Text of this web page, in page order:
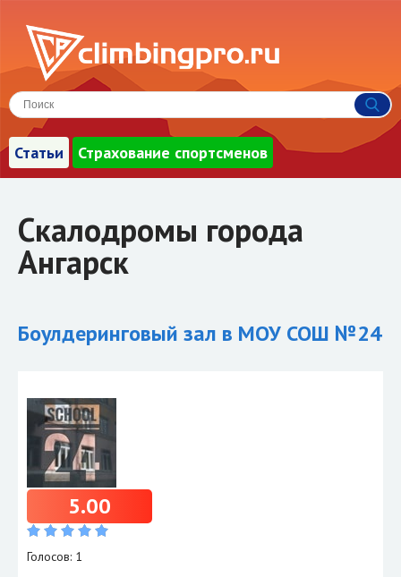
Статьи Страхование спортсменов
Скалодромы города
Ангарск
Боулдеринговый зал в МОУ СОШ №24
5.00
Голосов: 1